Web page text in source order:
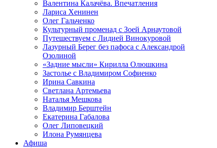
Валентина Калачёва. Впечатления
Лариса Хенинен
Олег Гальченко
Культурный променад с Зоей Арнаутовой
Путешествуем с Лидией Винокуровой
Лазурный Берег без пафоса с Александрой
Озолиной
«Задние мысли» Кирилла Олюшкина
Застолье с Владимиром Софиенко
Ирина Савкина
Светлана Артемьева
Наталья Мешкова
Владимир Берштейн
Екатерина Габалова
Олег Липовецкий
Илона Румянцева
Афиша